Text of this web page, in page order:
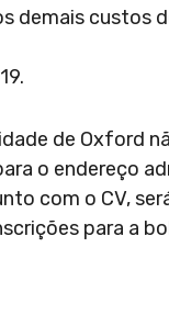
demais custos
de Oxford
o endereço
com o CV,
para a